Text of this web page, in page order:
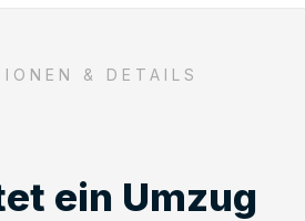
& DETAILS
ein Umzug